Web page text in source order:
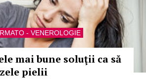
- VENEROLOGIE
mai bune soluţii ca să
pielii